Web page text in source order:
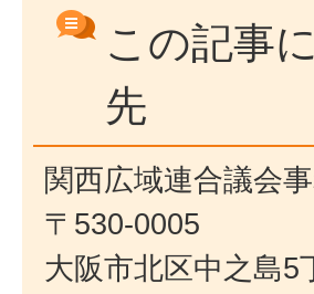
この記事
先
関西広域連合議会
〒530-0005
大阪市北区中之島5